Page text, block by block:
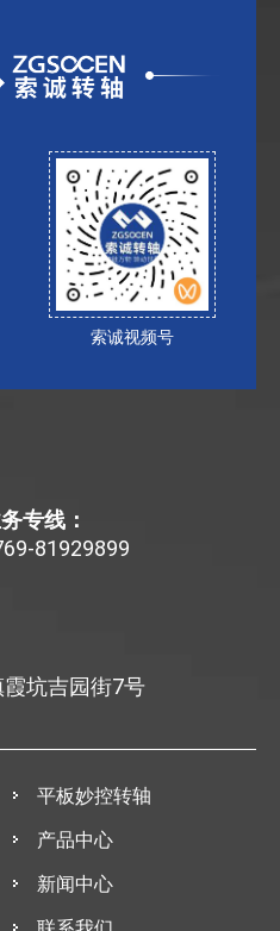
索诚视频号
专线：
81929899
坑吉园街7号
平板妙控转轴
产品中心
新闻中心